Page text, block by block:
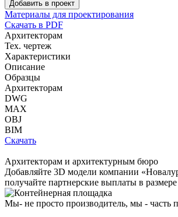
Добавить в проект
Материалы для проектирования
Скачать в PDF
Архитекторам
Тех. чертеж
Характеристики
Описание
Образцы
Архитекторам
DWG
MAX
OBJ
BIM
Скачать
Архитекторам и архитектурным бюро
Добавляйте 3D модели компании
получайте партнерские выплаты в
Мы- не просто производитель, мы - часть